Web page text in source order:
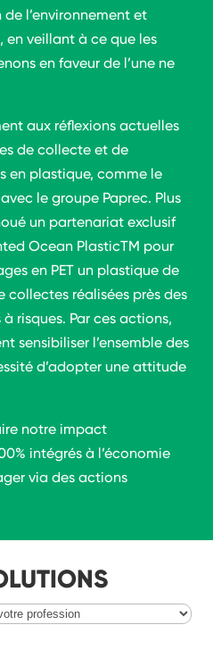
l’environnement et
en veillant à ce que les
en faveur de l’une ne
aux réflexions actuelles
de collecte et de
en plastique, comme le
le groupe Paprec. Plus
un partenariat exclusif
Ocean PlasticTM pour
en PET un plastique de
réalisées près des
risques. Par ces actions,
sensibiliser l’ensemble des
d’adopter une attitude
notre impact
intégrés à l’économie
via des actions